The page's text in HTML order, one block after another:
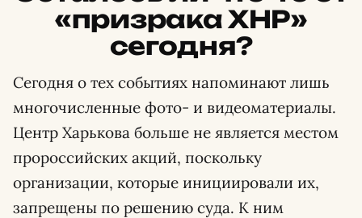
«призрака ХНР»
сегодня?
Сегодня о тех событиях напоминают лишь
многочисленные фото- и видеоматериалы.
Центр Харькова больше не является местом
пророссийских акций, поскольку
организации, которые инициировали их,
запрещены по решению суда. К ним